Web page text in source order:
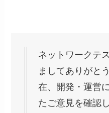
ネットワークテ
ましてありがと
在、開発・運営
たご意見を確認